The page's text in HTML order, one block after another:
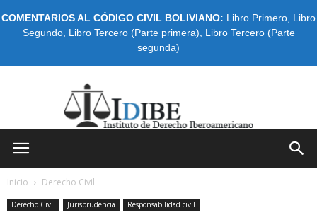
COMENTARIOS AL CÓDIGO CIVIL BOLIVIANO: Libro Primero Libro
Segundo, Libro Tercero (Parte primera)
Libro Tercero (Parte
segunda)
Inicio Derecho Civil
Derecho Civil Jurisprudencia Responsabilidad civil